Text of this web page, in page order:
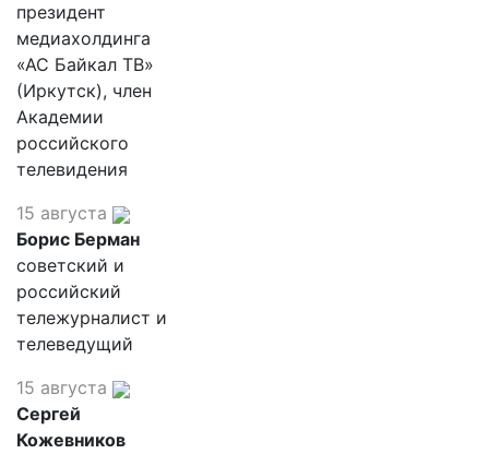
президент
медиахолдинга
«АС Байкал ТВ»
(Иркутск), член
Академии
российского
телевидения
15 августа
Борис Берман
советский и
российский
тележурналист и
телеведущий
15 августа
Сергей
Кожевников